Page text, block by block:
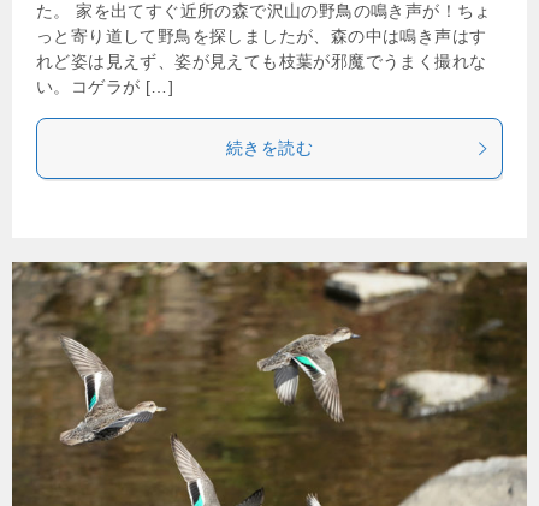
た。 家を出てすぐ近所の森で沢山の野鳥の鳴き声が！ちょ
っと寄り道して野鳥を探しましたが、森の中は鳴き声はす
れど姿は見えず、姿が見えても枝葉が邪魔でうまく撮れな
い。コゲラが […]
続きを読む